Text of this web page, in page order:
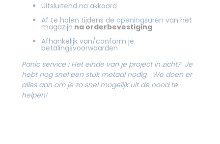
Uitsluitend na akkoord
Af te halen tijdens de openingsuren van het
magazijn na orderbevestiging
Afhankelijk van/conform je
betalingsvoorwaarden
Panic service : Het einde van je project in zicht? Je
hebt nog snel een stuk metaal nodig
We doen er
alles aan om je zo snel mogelijk uit de nood te
helpen!